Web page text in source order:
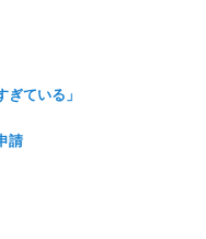
ている」
請